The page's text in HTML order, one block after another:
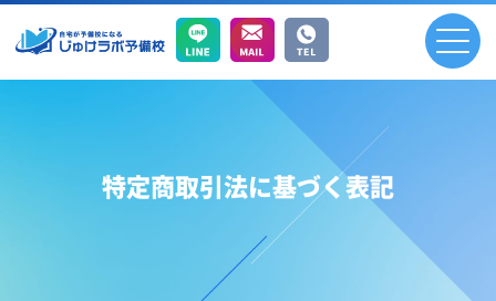
特定商取引法に基づく表記